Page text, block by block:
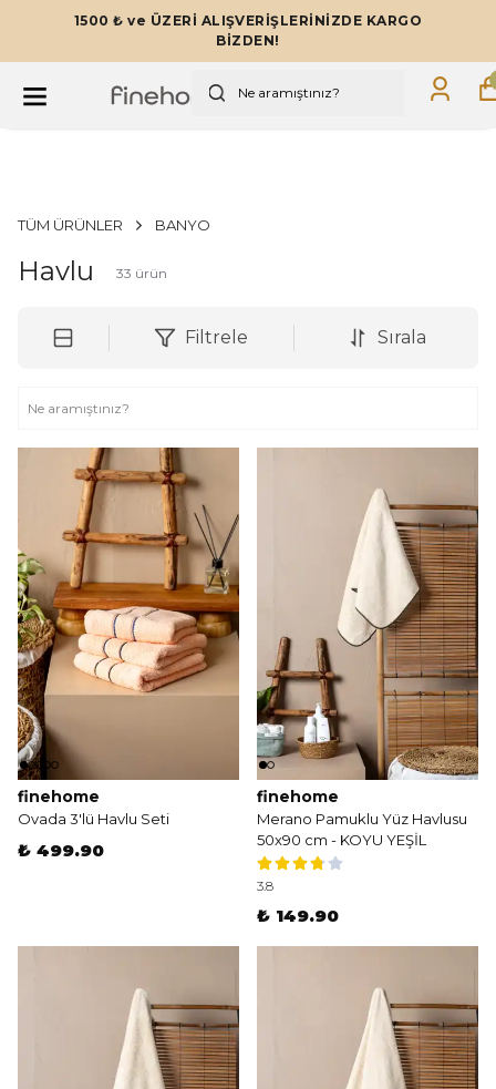
TÜM ÜRÜNLERDE GEÇERLİ 12 AYA VARAN
TAKSİTLERLE!
TÜM ÜRÜNLER BANYO
Havlu 33 ürün
Filtrele Sırala
finehome
Ovada 3'lü Havlu Seti
₺ 499.90
finehome
Merano Pamuklu Yüz Havlusu
50x90 cm - KOYU YEŞİL
3.8
₺ 149.90